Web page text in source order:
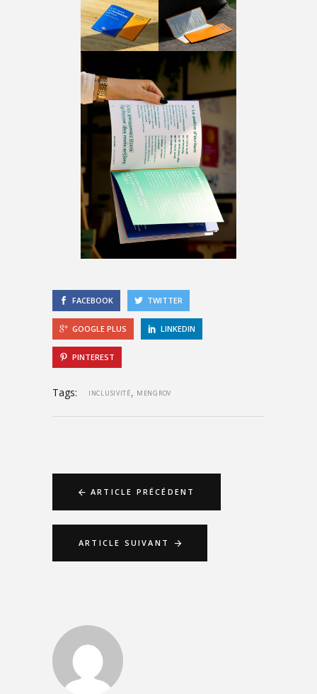
FACEBOOK TWITTER
GOOGLE PLUS LINKEDIN
PINTEREST
Tags: INCLUSIVITÉ, MENGROV
ARTICLE PRÉCÉDENT
ARTICLE SUIVANT